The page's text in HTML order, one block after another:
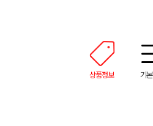
상품정보 기